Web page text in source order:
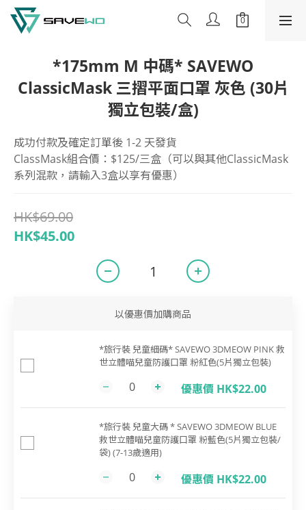
*175mm M 中碼* SAVEWO
ClassicMask 三摺平面口罩 灰色 (30片
獨立包裝/盒)
成功付款及確定訂單後 1-2 天發貨
ClassMask組合價：$125/三盒（可以與其他ClassicMask
系列混款，請輸入3盒以享有優惠）
HK$69.00
HK$45.00
以優惠價加購商品
*旅行裝 兒童細碼* SAVEWO 3DMEOW PINK 救
世立體喵兒童防護口罩 粉紅色(5片獨立包裝)
優惠價 HK$22.00
*旅行裝 兒童大碼 * SAVEWO 3DMEOW BLUE
救世立體喵兒童防護口罩 粉藍色(5片獨立包裝/
袋) (7-13歲適用)
優惠價 HK$22.00